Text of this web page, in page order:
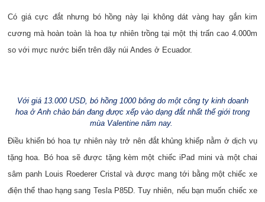
Có giá cực đắt nhưng bó hồng này lại không dát vàng hay gắn kim
cương mà hoàn toàn là hoa tự nhiên trồng tại một thị trấn cao 4.000m
so với mực nước biển trên dãy núi Andes ở Ecuador.
Với giá 13.000 USD, bó hồng 1000 bông do một công ty kinh doanh
hoa ở Anh chào bán đang được xếp vào dạng đắt nhất thế giới trong
mùa Valentine năm nay.
Điều khiến bó hoa tự nhiên này trở nên đắt khủng khiếp nằm ở dịch vụ
tặng hoa. Bó hoa sẽ được tặng kèm một chiếc iPad mini và một chai
sâm panh Louis Roederer Cristal và được mang tới bằng một chiếc xe
điện thể thao hạng sang Tesla P85D. Tuy nhiên, nếu bạn muốn chiếc xe